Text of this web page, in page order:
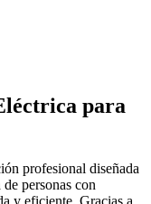
para
profesional diseñada
personas con